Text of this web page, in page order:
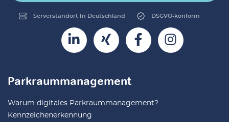
Serverstandort In Deutschland DSGVO-konform
Parkraummanagement
Warum digitales Parkraummanagement?
Kennzeichenerkennung